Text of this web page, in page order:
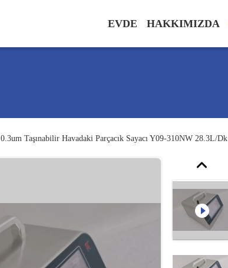
EVDE HAKKIMIZDA
0.3um Taşınabilir Havadaki Parçacık Sayacı Y09-310NW 28.3L/Dk